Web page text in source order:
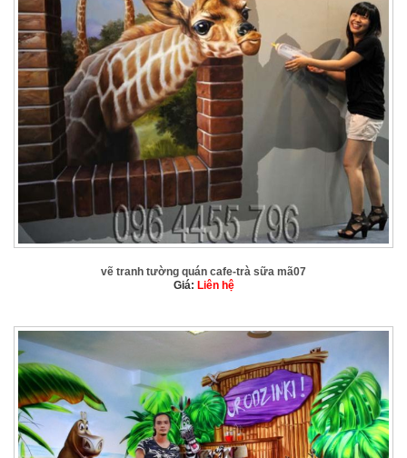
vẽ tranh tường quán cafe-trà sữa mã07
Giá: Liên hệ